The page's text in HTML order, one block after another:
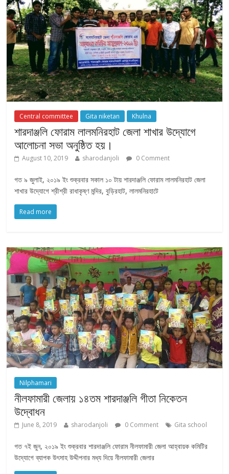
Central committee Gita niketan Khulna
শারদাঞ্জলি ফোরাম লালমনিরহাট জেলা শাখার উদ্যোগে
আলোচনা সভা অনুষ্ঠিত হয়।
August 10, 2019 sharodanjoli 0 Comment
গত ৯ জুলাই, ২০১৯ ইং শুক্রবার সকাল ১০ টায় শারদাঞ্জলি ফোরাম লালমনিরহাট জেলা
শাখার উদ্যোগে শ্রীশ্রী রাধাকৃষ্ণ মন্দির, বুড়িরহাট, লালমনিরহাটে
Read more
Nilphamari
নীলফামারী জেলায় ১৪তম শারদাঞ্জলি গীতা নিকেতন
উদ্বোধন
June 8, 2019 sharodanjoli 0 Comment Gita school
গত ৭ই জুন, ২০১৯ ইং শুক্রবার শারদাঞ্জলি ফোরাম নীলফামারী জেলা আহ্বায়ক কমিটির
উদ্যোগে ব্যাপক উৎসাহ উদ্দীপনার মধ্য দিয়ে নীলফামারী জেলার